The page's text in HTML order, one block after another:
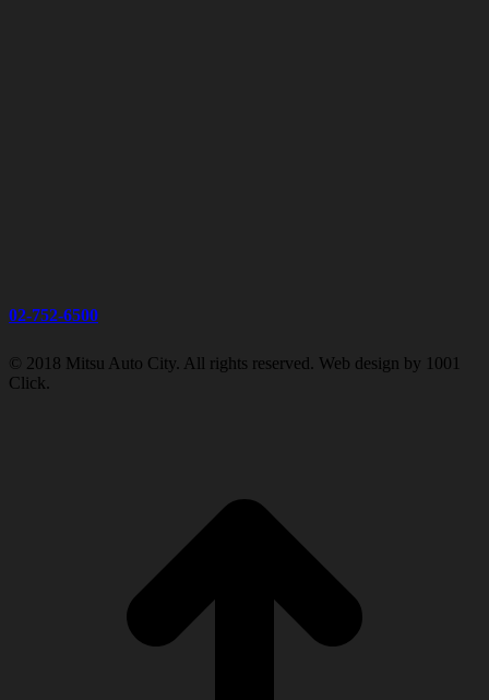
02-752-6500
© 2018 Mitsu Auto City. All rights reserved. Web design by 1001
Click.